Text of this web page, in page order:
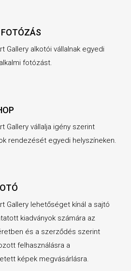
FOTÓZÁS
Gallery alkotói vállalnak egyedi
fotózást.
Gallery vállalja igény szerint
rendezését egyedi helyszíneken.
Gallery lehetőséget kínál a sajtó
kiadványok számára az
és a szerződés szerint
felhasználásra a
képek megvásárlásra.